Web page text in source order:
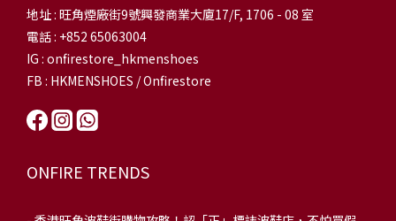
地址 : 旺角煙廠街9號興發商業大廈17/F, 1706 - 08 室
電話 : +852 65063004
IG : onfirestore_hkmenshoes
FB : HKMENSHOES / Onfirestore
ONFIRE TRENDS